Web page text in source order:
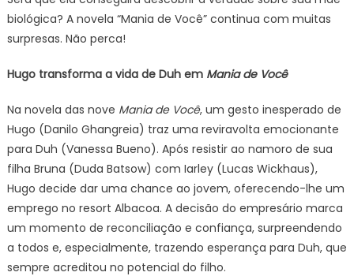
biológica? A novela “Mania de Você” continua com muitas
surpresas. Não perca!
Hugo transforma a vida de Duh em Mania de Você
Na novela das nove Mania de Você, um gesto inesperado de
Hugo (Danilo Ghangreia) traz uma reviravolta emocionante
para Duh (Vanessa Bueno). Após resistir ao namoro de sua
filha Bruna (Duda Batsow) com Iarley (Lucas Wickhaus),
Hugo decide dar uma chance ao jovem, oferecendo-lhe um
emprego no resort Albacoa. A decisão do empresário marca
um momento de reconciliação e confiança, surpreendendo
a todos e, especialmente, trazendo esperança para Duh, que
sempre acreditou no potencial do filho.